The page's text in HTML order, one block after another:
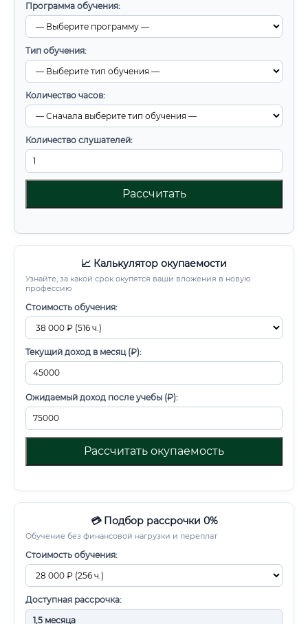
Программа обучения:
Тип обучения:
Количество часов:
Количество слушателей:
Рассчитать
📈 Калькулятор окупаемости
Узнайте, за какой срок окупятся ваши вложения в новую
профессию
Стоимость обучения:
Текущий доход в месяц (₽):
Ожидаемый доход после учебы (₽):
Рассчитать окупаемость
💳 Подбор рассрочки 0%
Обучение без финансовой нагрузки и переплат
Стоимость обучения:
Доступная рассрочка: